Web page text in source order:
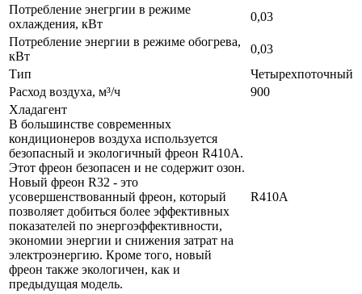
Потребление энегргии в режиме
охлаждения, кВт
0,03
Потребление энергии в режиме обогрева,
кВт
0,03
Тип
Четырехпоточный
Расход воздуха, м³/ч
900
Хладагент
В большинстве современных
кондиционеров воздуха используется
безопасный и экологичный фреон R410A.
Этот фреон безопасен и не содержит озон.
Новый фреон R32 - это
усовершенствованный фреон, который
позволяет добиться более эффективных
показателей по энергоэффективности,
экономии энергии и снижения затрат на
электроэнергию. Кроме того, новый
фреон также экологичен, как и
предыдущая модель.
R410A